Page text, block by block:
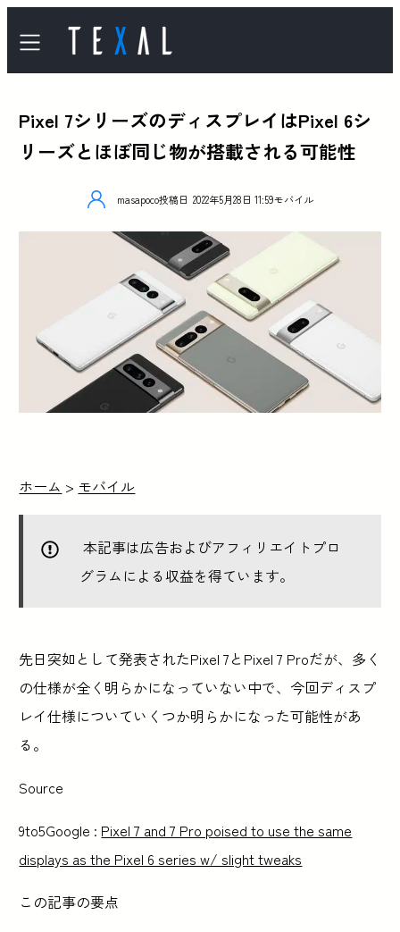
Pixel 7シリーズのディスプレイはPixel 6シ
リーズとほぼ同じ物が搭載される可能性
masapoco投稿日 2022年5月28日 11:59モバイル
ホーム > モバイル
本記事は広告およびアフィリエイトプロ
グラムによる収益を得ています。
先日突如として発表されたPixel 7とPixel 7 Proだが、多く
の仕様が全く明らかになっていない中で、今回ディスプ
レイ仕様についていくつか明らかになった可能性があ
る。
Source
9to5Google : Pixel 7 and 7 Pro poised to use the same
displays as the Pixel 6 series w/ slight tweaks
この記事の要点